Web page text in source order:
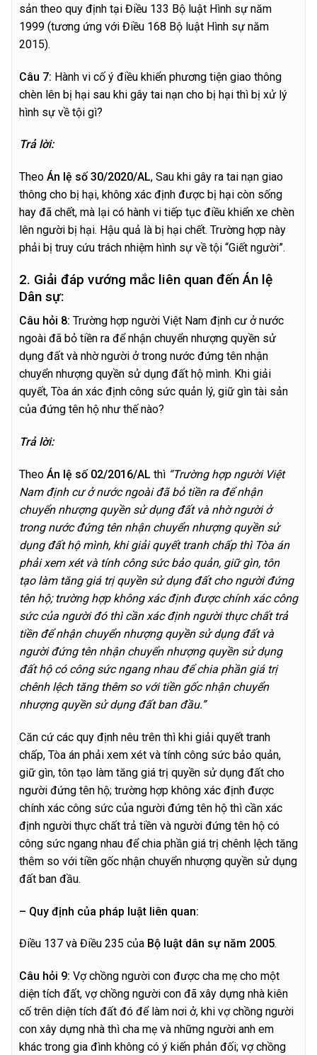
sản theo quy định tại Điều 133 Bộ luật Hình sự năm
1999 (tương ứng với Điều 168 Bộ luật Hình sự năm
2015).
Câu 7: Hành vi cố ý điều khiển phương tiện giao thông
chèn lên bị hại sau khi gây tai nạn cho bị hại thì bị xử lý
hình sự về tội gì?
Trả lời:
Theo Án lệ số 30/2020/AL, Sau khi gây ra tai nạn giao
thông cho bị hại, không xác định được bị hại còn sống
hay đã chết, mà lại có hành vi tiếp tục điều khiển xe chèn
lên người bị hại. Hậu quả là bị hại chết. Trường hợp này
phải bị truy cứu trách nhiệm hình sự về tội “Giết người”.
2. Giải đáp vướng mắc liên quan đến Án lệ
Dân sự:
Câu hỏi 8: Trường hợp người Việt Nam định cư ở nước
ngoài đã bỏ tiền ra để nhận chuyển nhượng quyền sử
dụng đất và nhờ người ở trong nước đứng tên nhận
chuyển nhượng quyền sử dụng đất hộ mình. Khi giải
quyết, Tòa án xác định công sức quản lý, giữ gìn tài sản
của đứng tên hộ như thế nào?
Trả lời:
Theo Án lệ số 02/2016/AL thì “Trường hợp người Việt
Nam định cư ở nước ngoài đã bỏ tiền ra để nhận
chuyển nhượng quyền sử dụng đất và nhờ người ở
trong nước đứng tên nhận chuyển nhượng quyền sử
dụng đất hộ mình, khi giải quyết tranh chấp thì Tòa án
phải xem xét và tính công sức bảo quản, giữ gìn, tôn
tạo làm tăng giá trị quyền sử dụng đất cho người đứng
tên hộ; trường hợp không xác định được chính xác công
sức của người đó thì cần xác định người thực chất trả
tiền để nhận chuyển nhượng quyền sử dụng đất và
người đứng tên nhận chuyển nhượng quyền sử dụng
đất hộ có công sức ngang nhau để chia phần giá trị
chênh lệch tăng thêm so với tiền gốc nhận chuyển
nhượng quyền sử dụng đất ban đầu.”
Căn cứ các quy định nêu trên thì khi giải quyết tranh
chấp, Tòa án phải xem xét và tính công sức bảo quản,
giữ gìn, tôn tạo làm tăng giá trị quyền sử dụng đất cho
người đứng tên hộ; trường hợp không xác định được
chính xác công sức của người đứng tên hộ thì cần xác
định người thực chất trả tiền và người đứng tên hộ có
công sức ngang nhau để chia phần giá trị chênh lệch tăng
thêm so với tiền gốc nhận chuyển nhượng quyền sử dụng
đất ban đầu.
– Quy định của pháp luật liên quan:
Điều 137 và Điều 235 của Bộ luật dân sự năm 2005.
Câu hỏi 9: Vợ chồng người con được cha mẹ cho một
diện tích đất, vợ chồng người con đã xây dựng nhà kiên
cố trên diện tích đất đó để làm nơi ở, khi vợ chồng người
con xây dựng nhà thì cha mẹ và những người anh em
khác trong gia đình không có ý kiến phản đối; vợ chồng